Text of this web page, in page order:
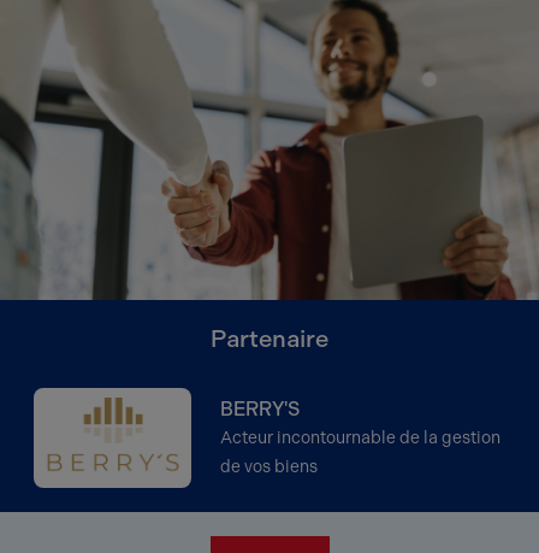
Partenaire
BERRY'S
Acteur incontournable de la gestion
de vos biens